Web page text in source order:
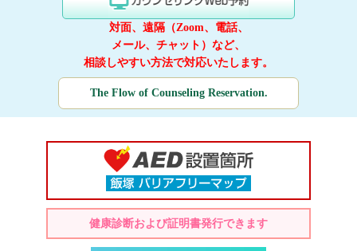
対面、遠隔（Zoom、電話、
メール、チャット）など、
相談しやすい方法で対応いたします。
The Flow of Counseling Reservation.
健康診断および証明書発行できます